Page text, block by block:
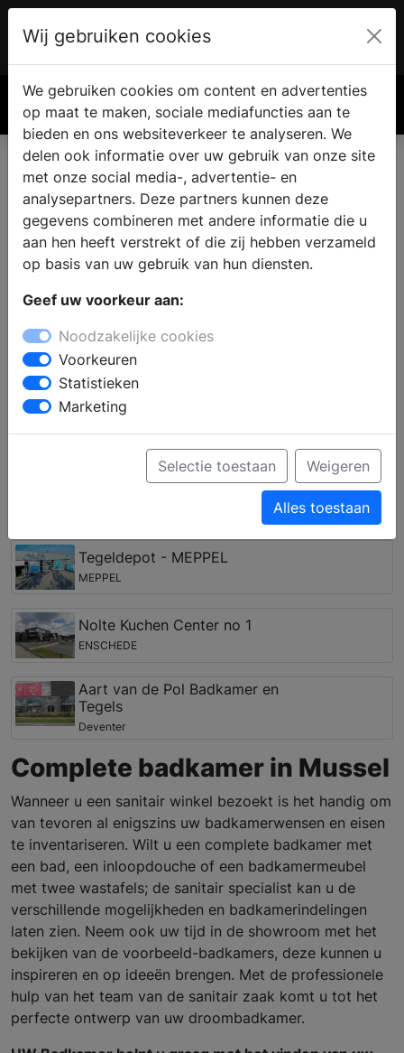
€ 0.00
Complete badkamer kopen in
Mussel
compleet nieuwe badkamer vindt u inspiratie en
informatie bij de badkamerspecialist. In de showroom
kunt u kiezen uit badkamermeubels in verschillende
stijlen: van modern tot landelijk of klassiek. Laat u
informeren over de verschillende mogelijkheden op het
gebied van kranen, inloopdouches, baden en
opbergmogelijkheden. Uw specifieke wensen kunnen
door het ervaren team zelfs worden vertaald in een
Badkamer winkel in de regio Mussel
Tegeldepot - MEPPEL
MEPPEL
Nolte Kuchen Center no 1
ENSCHEDE
Aart van de Pol Badkamer en
Tegels
Deventer
Complete badkamer in Mussel
Wanneer u een sanitair winkel bezoekt is het handig om
van tevoren al enigszins uw badkamerwensen en eisen
te inventariseren. Wilt u een complete badkamer met
een bad, een inloopdouche of een badkamermeubel
met twee wastafels; de sanitair specialist kan u de
verschillende mogelijkheden en badkamerindelingen
laten zien. Neem ook uw tijd in de showroom met het
bekijken van de voorbeeld-badkamers, deze kunnen u
inspireren en op ideeën brengen. Met de professionele
hulp van het team van de sanitair zaak komt u tot het
perfecte ontwerp van uw droombadkamer.
Wij gebruiken cookies
We gebruiken cookies om content en advertenties
op maat te maken, sociale mediafuncties aan te
bieden en ons websiteverkeer te analyseren. We
delen ook informatie over uw gebruik van onze site
met onze social media-, advertentie- en
analysepartners. Deze partners kunnen deze
gegevens combineren met andere informatie die u
aan hen heeft verstrekt of die zij hebben verzameld
op basis van uw gebruik van hun diensten.
Geef uw voorkeur aan:
Noodzakelijke cookies
Voorkeuren
Statistieken
Marketing
Selectie toestaan Weigeren
Alles toestaan